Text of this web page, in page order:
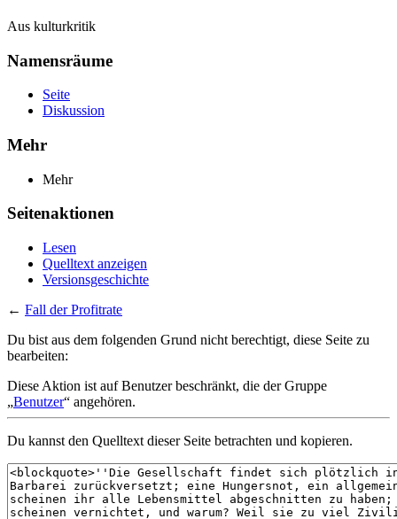
Aus kulturkritik
Namensräume
Seite
Diskussion
Mehr
Mehr
Seitenaktionen
Lesen
Quelltext anzeigen
Versionsgeschichte
← Fall der Profitrate
Du bist aus dem folgenden Grund nicht berechtigt, diese Seite zu
bearbeiten:
Diese Aktion ist auf Benutzer beschränkt, die der Gruppe
„Benutzer“ angehören.
Du kannst den Quelltext dieser Seite betrachten und kopieren.